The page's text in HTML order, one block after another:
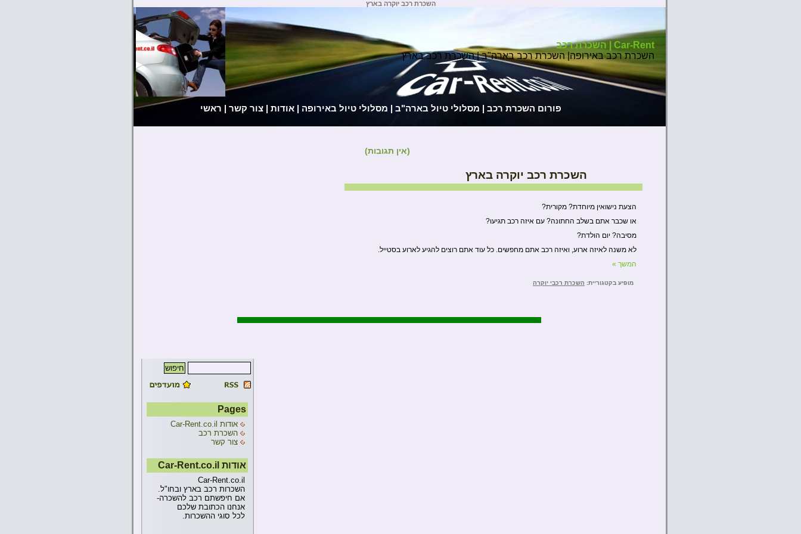
השכרת רכב יוקרה בארץ
Car-Rent | השכרת רכב
השכרת רכב באירופה| השכרת רכב בארה"ב | השכרת רכב בארץ
ראשי צור קשר | אודות | מסלולי טיול באירופה | מסלולי טיול בארה"ב | פורום השכרת רכב |
(אין תגובות)
השכרת רכב יוקרה בארץ
הצעת נישואין מיוחדת? מקורית?
או שכבר אתם בשלב החתונה? עם איזה רכב תגיעו?
מסיבה? יום הולדת?
לא משנה לאיזה ארוע, ואיזה רכב אתם מחפשים. כל עוד אתם רוצים להגיע לארוע בסטייל.
המשך »
מופיע בקטגוריית: השכרת רכבי יוקרה
Pages
אודות Car-Rent.co.il
השכרת רכב
צור קשר
אודות Car-Rent.co.il
Car-Rent.co.il
השכרות רכב בארץ ובחו"ל.
אם חיפשתם רכב להשכרה-
אנחנו הכתובת שלכם
לכל סוגי ההשכרות.